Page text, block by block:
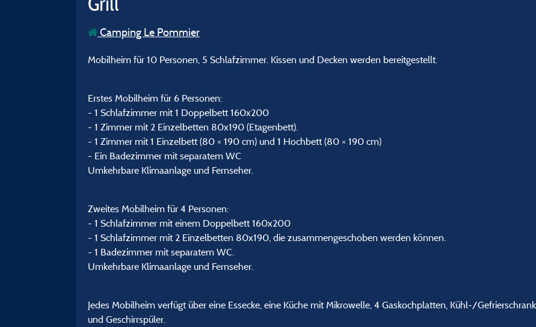
Camping Le Pommier
Mobilheim für 10 Personen, 5 Schlafzimmer. Kissen und Decken werden bereitgestellt.
Erstes Mobilheim für 6 Personen:
- 1 Schlafzimmer mit 1 Doppelbett 160x200
- 1 Zimmer mit 2 Einzelbetten 80x190 (Etagenbett).
- 1 Zimmer mit 1 Einzelbett (80 × 190 cm) und 1 Hochbett (80 × 190 cm)
- Ein Badezimmer mit separatem WC
Umkehrbare Klimaanlage und Fernseher.
Zweites Mobilheim für 4 Personen:
- 1 Schlafzimmer mit einem Doppelbett 160x200
- 1 Schlafzimmer mit 2 Einzelbetten 80x190, die zusammengeschoben werden können.
- 1 Badezimmer mit separatem WC.
Umkehrbare Klimaanlage und Fernseher.
Jedes Mobilheim verfügt über eine Essecke, eine Küche mit Mikrowelle, 4 Gaskochplatten, Kühl-/
und Geschirrspüler.